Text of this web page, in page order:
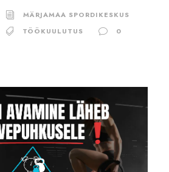
MÄRJAMAA SPORDIKESKUS
TÖÖKUULUTUS 0